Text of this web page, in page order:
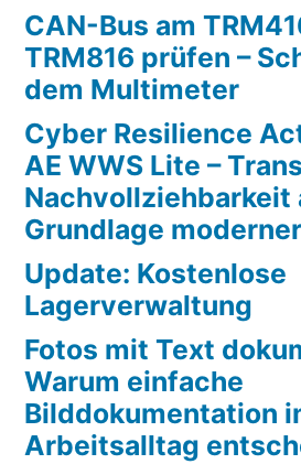
CAN-Bus am
TRM816 prüfen –
dem Multimeter
Cyber Resilience
AE WWS Lite –
Nachvollziehbarkeit
Grundlage
Update: Kostenlose
Lagerverwaltung
Fotos mit Text
Warum einfache
Bilddokumentation
Arbeitsalltag